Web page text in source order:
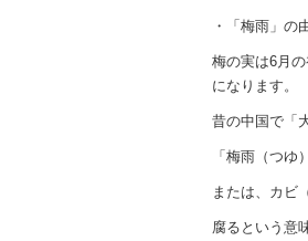
・「梅雨」の
梅の実は6月
になります。
昔の中国で「
「梅雨（つゆ
または、カビ
腐るという意